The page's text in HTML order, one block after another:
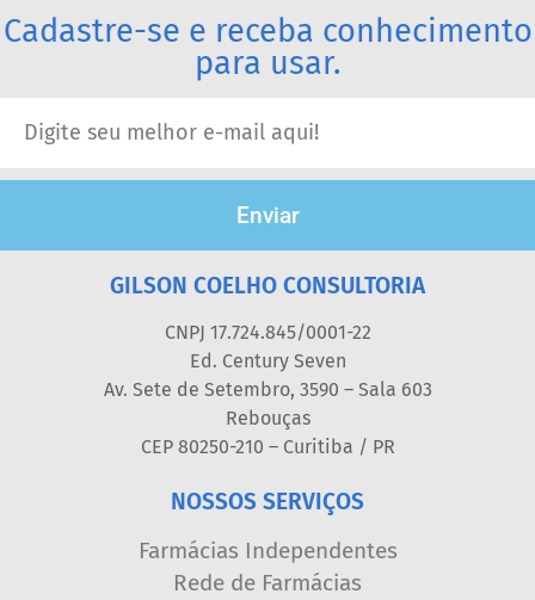
Cadastre-se e receba conhecimento
para usar.
Enviar
GILSON COELHO CONSULTORIA
CNPJ 17.724.845/0001-22
Ed. Century Seven
Av. Sete de Setembro, 3590 – Sala 603
Rebouças
CEP 80250-210 – Curitiba / PR
NOSSOS SERVIÇOS
Farmácias Independentes
Rede de Farmácias